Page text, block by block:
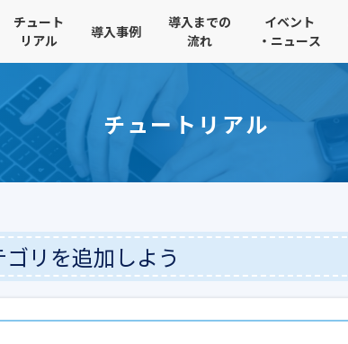
チュート
リアル
導入事例
導入までの
流れ
イベント
・ニュース
チュートリアル
リを追加しよう